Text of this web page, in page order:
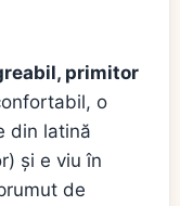
primitor
o
din latină
și e viu în
de